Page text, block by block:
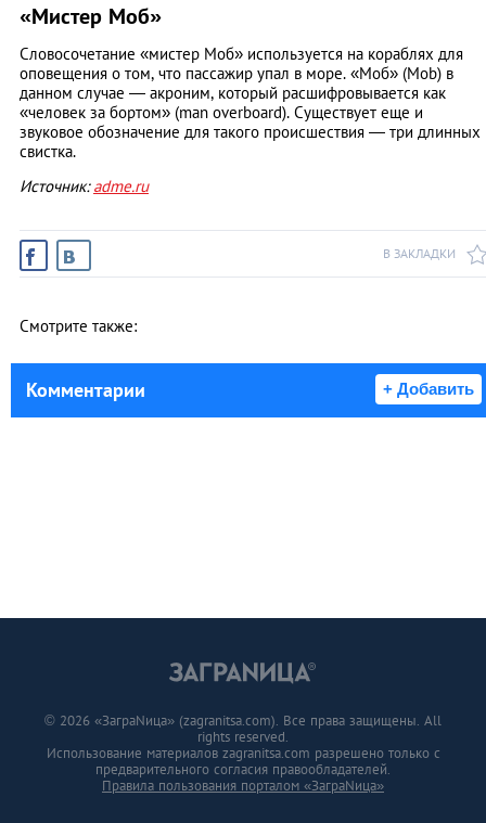
«Мистер Моб»
Словосочетание «мистер Моб» используется на кораблях для
оповещения о том, что пассажир упал в море. «Моб» (Mob) в
данном случае — акроним, который расшифровывается как
«человек за бортом» (man overboard). Существует еще и
звуковое обозначение для такого происшествия — три длинных
свистка.
Источник:adme.ru
В ЗАКЛАДКИ
Смотрите также:
Комментарии + Добавить
© 2026 «ЗаграNица» (zagranitsa.com). Все права защищены. All
rights reserved.
Использование материалов zagranitsa.com разрешено только с
предварительного согласия правообладателей.
Правила пользования порталом «ЗаграNица»